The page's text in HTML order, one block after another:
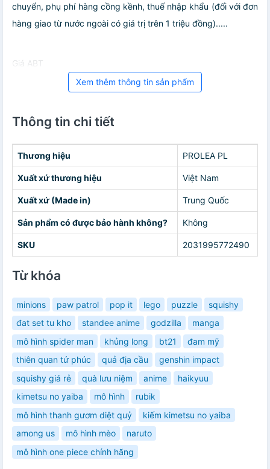
chuyển, phụ phí hàng cồng kềnh, thuế nhập khẩu (đối với đơn
hàng giao từ nước ngoài có giá trị trên 1 triệu đồng).....
Giá ABT
Xem thêm thông tin sản phẩm
Thông tin chi tiết
Thương hiệu PROLEA PL
Xuất xứ thương hiệu Việt Nam
Xuất xứ (Made in) Trung Quốc
Sản phẩm có được bảo hành không? Không
SKU 2031995772490
Từ khóa
minions paw patrol pop it lego puzzle
squishy
đat set tu kho
standee anime godzilla
manga
mô hình spider man
khủng long bt21
đam mỹ
thiên quan tứ phúc
quả địa cầu
genshin impact
squishy giá rẻ
quà lưu niệm anime
haikyuu
kimetsu no yaiba
mô hình
rubik
mô hình thanh gươm diệt quỷ
kiếm kimetsu no yaiba
among us
mô hình mèo
naruto
mô hình one piece chính hãng